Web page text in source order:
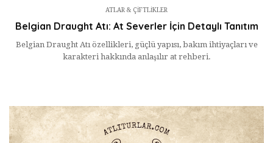
ATLAR & ÇIFTLIKLER
Belgian Draught Atı: At Severler İçin Detaylı Tanıtım
Belgian Draught Atı özellikleri, güçlü yapısı, bakım ihtiyaçları ve
karakteri hakkında anlaşılır at rehberi.